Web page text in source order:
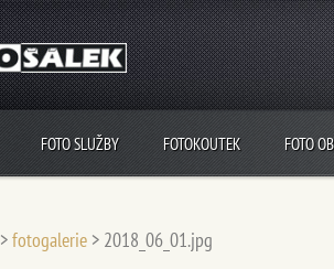
FOTO SLUŽBY FOTOKOUTEK FOTO
>fotogalerie > 2018_06_01.jpg